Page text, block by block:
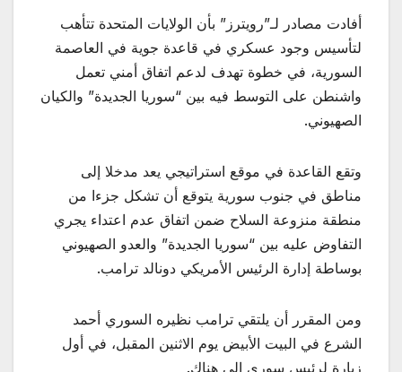
أفادت ‌‏مصادر لـ”رويترز” بأن الولايات المتحدة تتأهب
لتأسيس وجود عسكري في قاعدة جوية في العاصمة
السورية، في خطوة تهدف لدعم اتفاق أمني تعمل
واشنطن على التوسط فيه بين “سوريا الجديدة” والكيان
الصهيوني.
وتقع القاعدة في موقع استراتيجي يعد مدخلا إلى
مناطق في جنوب سورية يتوقع أن تشكل جزءا من
منطقة منزوعة السلاح ضمن اتفاق عدم اعتداء يجري
التفاوض عليه بين “سوريا الجديدة” والعدو الصهيوني
بوساطة إدارة الرئيس الأمريكي دونالد ترامب.
ومن المقرر أن يلتقي ترامب نظيره السوري أحمد
الشرع في البيت الأبيض يوم الاثنين المقبل، في أول
زيارة لرئيس سوري إلى هناك.